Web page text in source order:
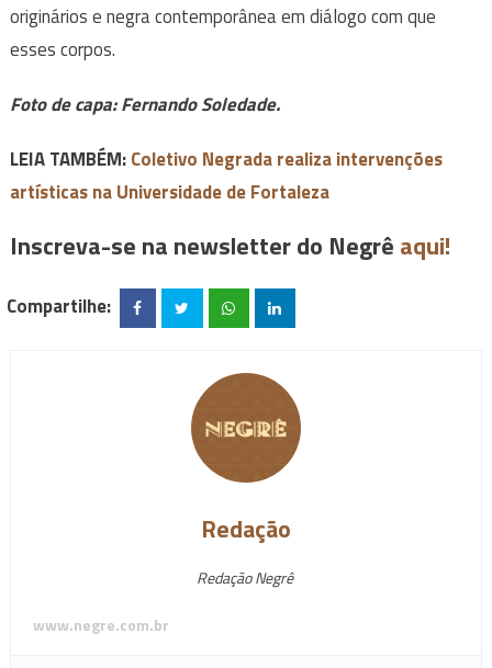
originários e negra contemporânea em diálogo com que
esses corpos.
Foto de capa:Fernando Soledade.
LEIA TAMBÉM:Coletivo Negrada realiza intervenções
artísticas na Universidade de Fortaleza
Inscreva-se na newsletter do Negrê aqui!
Compartilhe:
Redação
Redação Negrê
www.negre.com.br